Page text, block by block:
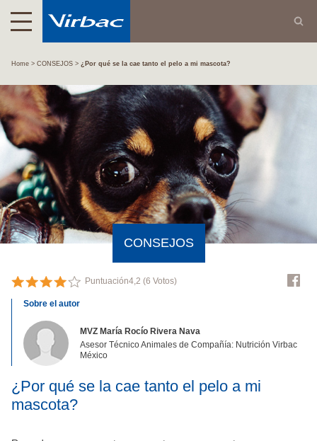
Home CONSEJOS ¿Por qué se la cae tanto el pelo a mi mascota?
CONSEJOS
Puntuación4,2 (6 Votos)
Sobre el autor
MVZ María Rocío Rivera Nava
Asesor Técnico Animales de Compañía: Nutrición Virbac
México
¿Por qué se la cae tanto el pelo a mi
mascota?